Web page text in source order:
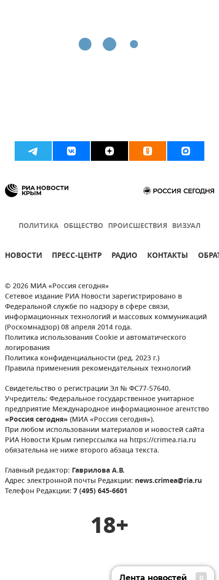
ПОЛИТИКА ОБЩЕСТВО ПРОИСШЕСТВИЯ ВИЗУАЛ
НОВОСТИ ПРЕСС-ЦЕНТР РАДИО КОНТАКТЫ
© 2026 МИА «Россия сегодня»
Сетевое издание РИА Новости зарегистрировано в
Федеральной службе по надзору в сфере связи,
информационных технологий и массовых коммуникаций
(Роскомнадзор) 08 апреля 2014 года.
Политика использования Cookie и автоматического
логирования
Политика конфиденциальности (ред. 2023 г.)
Правила применения рекомендательных технологий
Свидетельство о регистрации Эл № ФС77-57640.
Учредитель: Федеральное государственное унитарное
предприятие Международное информационное агентство
«Россия сегодня» (МИА «Россия сегодня»).
При любом использовании материалов и новостей сайта
РИА Новости Крым гиперссылка на https://crimea.ria.ru
обязательна не ниже второго абзаца текста.
Главный редактор: Гаврилова А.В.
Адрес электронной почты Редакции: news.crimea@ria.ru
Телефон Редакции: 7 (495) 645-6601
18+
Лента новостей 0